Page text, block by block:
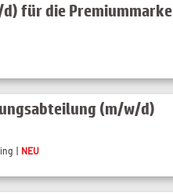
für die Premiummarke
(m/w/d)
| NEU